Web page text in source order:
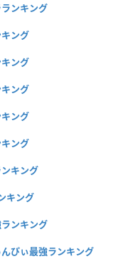
ンキング
ング
ング
ング
ング
ング
キング
キング
ンキング
ぴぃ最強ランキング